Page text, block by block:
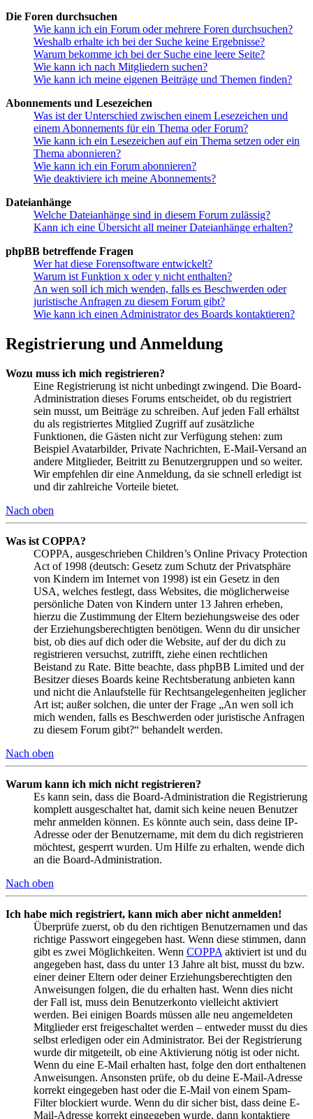
Die Foren durchsuchen
Wie kann ich ein Forum oder mehrere Foren durchsuchen?
Weshalb erhalte ich bei der Suche keine Ergebnisse?
Warum bekomme ich bei der Suche eine leere Seite?
Wie kann ich nach Mitgliedern suchen?
Wie kann ich meine eigenen Beiträge und Themen finden?
Abonnements und Lesezeichen
Was ist der Unterschied zwischen einem Lesezeichen und
einem Abonnements für ein Thema oder Forum?
Wie kann ich ein Lesezeichen auf ein Thema setzen oder ein
Thema abonnieren?
Wie kann ich ein Forum abonnieren?
Wie deaktiviere ich meine Abonnements?
Dateianhänge
Welche Dateianhänge sind in diesem Forum zulässig?
Kann ich eine Übersicht all meiner Dateianhänge erhalten?
phpBB betreffende Fragen
Wer hat diese Forensoftware entwickelt?
Warum ist Funktion x oder y nicht enthalten?
An wen soll ich mich wenden, falls es Beschwerden oder
juristische Anfragen zu diesem Forum gibt?
Wie kann ich einen Administrator des Boards kontaktieren?
Registrierung und Anmeldung
Wozu muss ich mich registrieren?
Eine Registrierung ist nicht unbedingt zwingend. Die Board-
Administration dieses Forums entscheidet, ob du registriert
sein musst, um Beiträge zu schreiben. Auf jeden Fall erhältst
du als registriertes Mitglied Zugriff auf zusätzliche
Funktionen, die Gästen nicht zur Verfügung stehen: zum
Beispiel Avatarbilder, Private Nachrichten, E-Mail-Versand an
andere Mitglieder, Beitritt zu Benutzergruppen und so weiter.
Wir empfehlen dir eine Anmeldung, da sie schnell erledigt ist
und dir zahlreiche Vorteile bietet.
Nach oben
Was ist COPPA?
COPPA, ausgeschrieben Children’s Online Privacy Protection
Act of 1998 (deutsch: Gesetz zum Schutz der Privatsphäre
von Kindern im Internet von 1998) ist ein Gesetz in den
USA, welches festlegt, dass Websites, die möglicherweise
persönliche Daten von Kindern unter 13 Jahren erheben,
hierzu die Zustimmung der Eltern beziehungsweise des oder
der Erziehungsberechtigten benötigen. Wenn du dir unsicher
bist, ob dies auf dich oder die Website, auf der du dich zu
registrieren versuchst, zutrifft, ziehe einen rechtlichen
Beistand zu Rate. Bitte beachte, dass phpBB Limited und der
Besitzer dieses Boards keine Rechtsberatung anbieten kann
und nicht die Anlaufstelle für Rechtsangelegenheiten jeglicher
Art ist; außer solchen, die unter der Frage „An wen soll ich
mich wenden, falls es Beschwerden oder juristische Anfragen
zu diesem Forum gibt?“ behandelt werden.
Nach oben
Warum kann ich mich nicht registrieren?
Es kann sein, dass die Board-Administration die Registrierung
komplett ausgeschaltet hat, damit sich keine neuen Benutzer
mehr anmelden können. Es könnte auch sein, dass deine IP-
Adresse oder der Benutzername, mit dem du dich registrieren
möchtest, gesperrt wurden. Um Hilfe zu erhalten, wende dich
an die Board-Administration.
Nach oben
Ich habe mich registriert, kann mich aber nicht anmelden!
Überprüfe zuerst, ob du den richtigen Benutzernamen und das
richtige Passwort eingegeben hast. Wenn diese stimmen, dann
gibt es zwei Möglichkeiten. Wenn COPPA aktiviert ist und du
angegeben hast, dass du unter 13 Jahre alt bist, musst du bzw.
einer deiner Eltern oder deiner Erziehungsberechtigten den
Anweisungen folgen, die du erhalten hast. Wenn dies nicht
der Fall ist, muss dein Benutzerkonto vielleicht aktiviert
werden. Bei einigen Boards müssen alle neu angemeldeten
Mitglieder erst freigeschaltet werden – entweder musst du dies
selbst erledigen oder ein Administrator. Bei der Registrierung
wurde dir mitgeteilt, ob eine Aktivierung nötig ist oder nicht.
Wenn du eine E-Mail erhalten hast, folge den dort enthaltenen
Anweisungen. Ansonsten prüfe, ob du deine E-Mail-Adresse
korrekt eingegeben hast oder die E-Mail von einem Spam-
Filter blockiert wurde. Wenn du dir sicher bist, dass deine E-
Mail-Adresse korrekt eingegeben wurde, dann kontaktiere